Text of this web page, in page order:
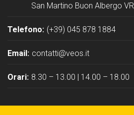
San Martino Buon Albergo VR
Telefono: (+39) 045 878 1884
Email: contatti@veos.it
Orari: 8.30 – 13.00 | 14.00 – 18.00